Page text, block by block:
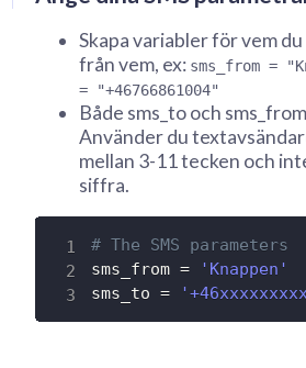
Skapa variabler för vem
från vem, ex: sms_from =
= "+46766861004"
Både sms_to och
Använder du
mellan 3-11 tecken och
siffra.
# The SMS parameters
sms_from = 'Knappen'
sms_to =